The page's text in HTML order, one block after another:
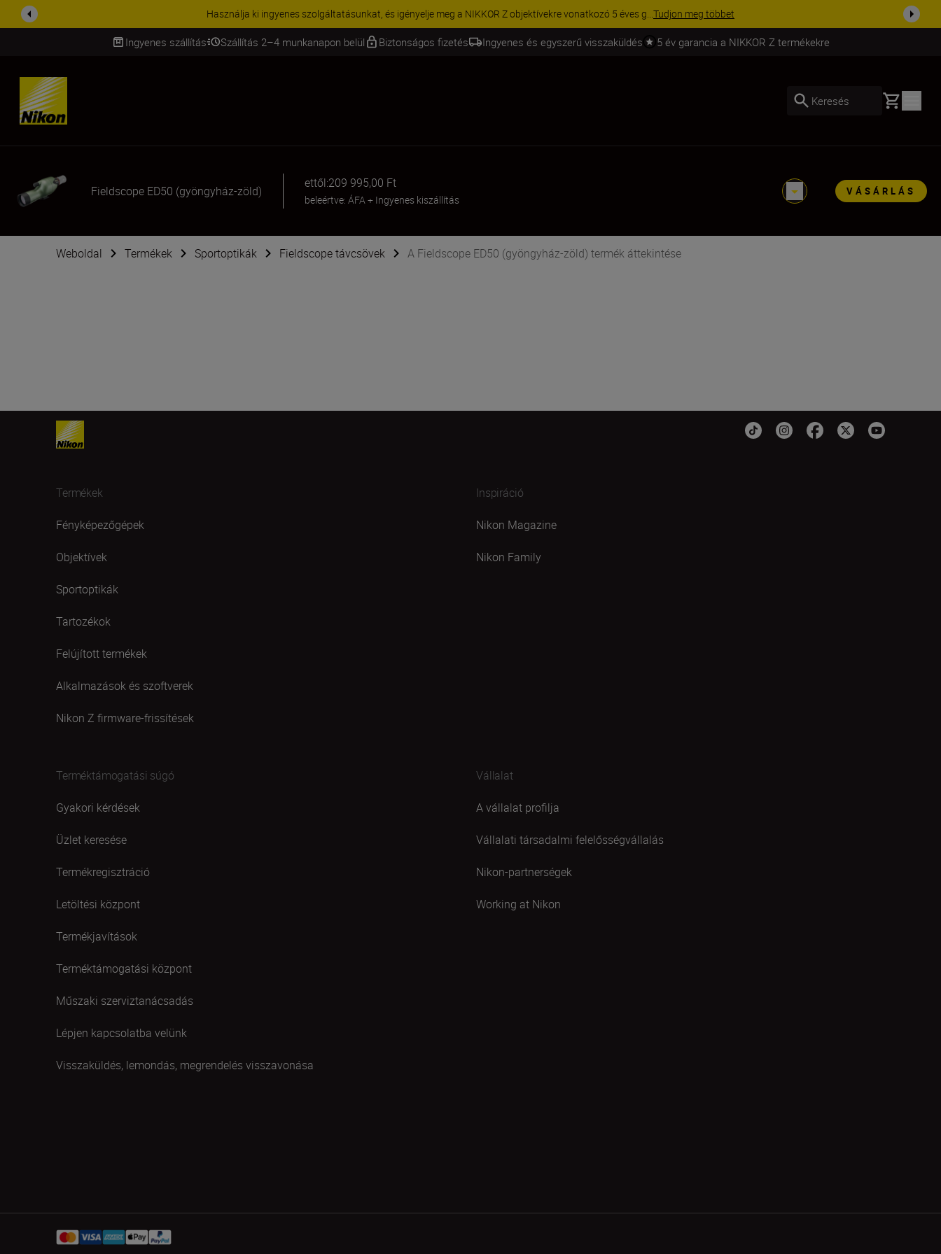
Használja ki ingyenes szolgáltatásunkat, és igényelje meg a NIKKOR Z objektívekre vonatkozó 5 éves g...Tudjon meg többet
Ingyenes szállítás Szállítás 2–4 munkanapon belül Biztonságos fizetés Ingyenes és egyszerű visszaküldés 5 év garancia a NIKKOR Z termékekre
SKIP
Keresés Basket
Fieldscope ED50 (gyöngyház-zöld)
ettől:209 995,00 Ft
beleértve: ÁFA+ Ingyenes kiszállítás
VÁSÁRLÁS
Weboldal Termékek Sportoptikák Fieldscope távcsövek A Fieldscope ED50 (gyöngyház-zöld) termék áttekintése
Termékek
Fényképezőgépek
Objektívek
Sportoptikák
Tartozékok
Felújított termékek
Alkalmazások és szoftverek
Nikon Z firmware-frissítések
Inspiráció
Nikon Magazine
Nikon Family
Terméktámogatási súgó
Gyakori kérdések
Üzlet keresése
Termékregisztráció
Letöltési központ
Termékjavítások
Terméktámogatási központ
Műszaki szerviztanácsadás
Lépjen kapcsolatba velünk
Visszaküldés, lemondás, megrendelés visszavonása
Vállalat
A vállalat profilja
Vállalati társadalmi felelősségvállalás
Nikon-partnerségek
Working at Nikon